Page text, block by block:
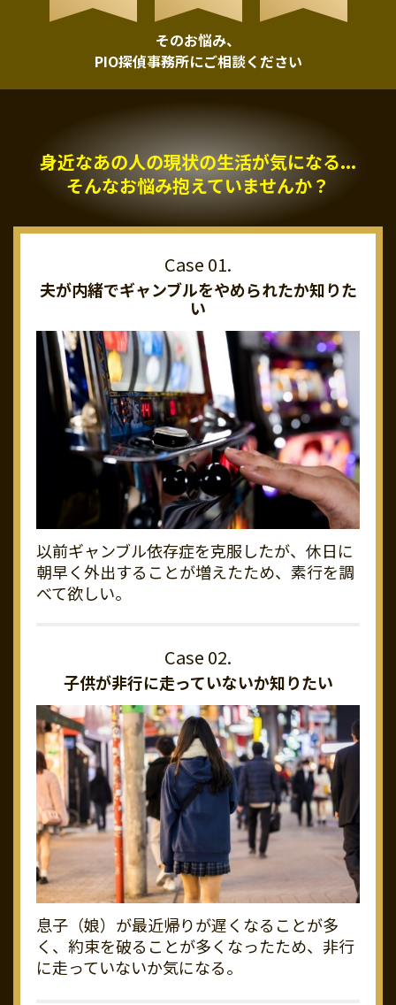
そのお悩み、
PIO探偵事務所にご相談ください
身近なあの人の現状の生活が気になる...
そんなお悩み抱えていませんか？
夫が内緒でギャンブルをやめられたか知りた
い
以前ギャンブル依存症を克服したが、休日に
朝早く外出することが増えたため、素行を調
べて欲しい。
子供が非行に走っていないか知りたい
息子（娘）が最近帰りが遅くなることが多
く、約束を破ることが多くなったため、非行
に走っていないか気になる。